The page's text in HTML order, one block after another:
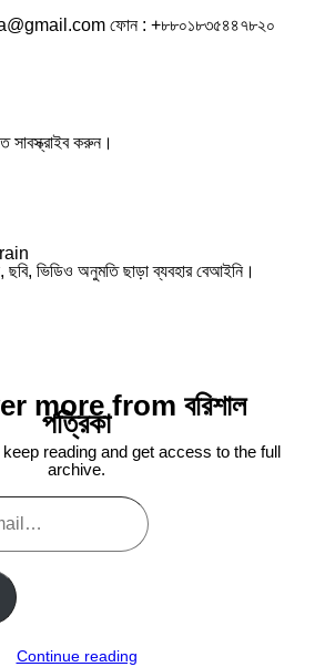
ফোন : +৮৮০১৮৩৫৪৪৭৮২০
সাবস্ক্রাইব করুন।
ভিডিও অনুমতি ছাড়া ব্যবহার বেআইনি।
more from বরিশাল
পত্রিকা
reading and get access to the full
archive.
Continue reading